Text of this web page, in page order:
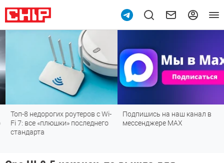
Топ-8 недорогих роутеров с Wi-
Fi 7: все «плюшки» последнего
стандарта
Подпишись на наш канал в
мессенджере МАХ